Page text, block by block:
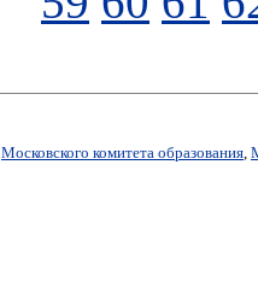
Московского комитета образования,